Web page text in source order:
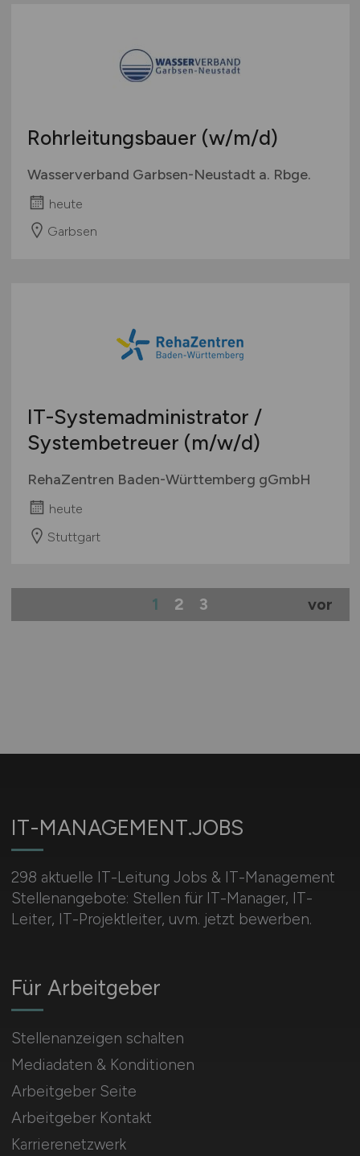
Rohrleitungsbauer (w/m/d)
Wasserverband Garbsen-Neustadt a. Rbge.
heute
Garbsen
IT-Systemadministrator /
Systembetreuer (m/w/d)
RehaZentren Baden-Württemberg gGmbH
heute
Stuttgart
1 2 3 vor
IT-MANAGEMENT.JOBS
298 aktuelle IT-Leitung Jobs & IT-Management
Stellenangebote: Stellen für IT-Manager, IT-
Leiter, IT-Projektleiter, uvm. jetzt bewerben.
Für Arbeitgeber
Stellenanzeigen schalten
Mediadaten & Konditionen
Arbeitgeber Seite
Arbeitgeber Kontakt
Karrierenetzwerk